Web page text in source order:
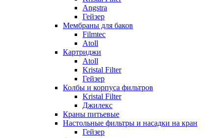
Angstra
Гейзер
Мембраны для баков
Filmtec
Atoll
Картриджи
Atoll
Kristal Filter
Гейзер
Колбы и корпуса фильтров
Kristal Filter
Джилекс
Краны питьевые
Настольные фильтры и насадки на кран
Гейзер